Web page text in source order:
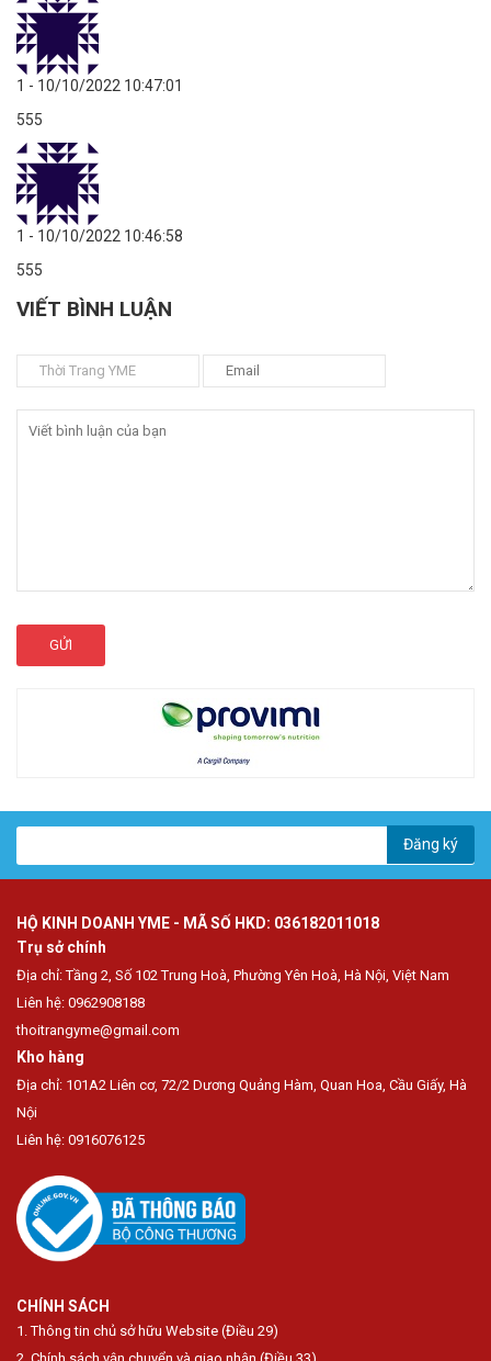
1 - 10/10/2022 10:47:01
555
1 - 10/10/2022 10:46:58
555
VIẾT BÌNH LUẬN
GỬI
Đăng ký
HỘ KINH DOANH YME - MÃ SỐ HKD: 036182011018
Trụ sở chính
Địa chỉ: Tầng 2, Số 102 Trung Hoà, Phường Yên Hoà, Hà Nội, Việt Nam
Liên hệ: 0962908188
thoitrangyme@gmail.com
Kho hàng
Địa chỉ: 101A2 Liên cơ, 72/2 Dương Quảng Hàm, Quan Hoa, Cầu Giấy, Hà
Nội
Liên hệ: 0916076125
CHÍNH SÁCH
1. Thông tin chủ sở hữu Website (Điều 29)